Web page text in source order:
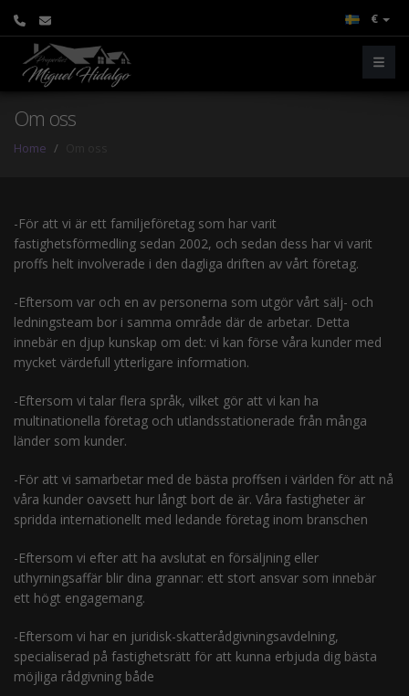
€
Om oss
Home
-För att vi är ett familjeföretag som har varit
fastighetsförmedling sedan 2002, och sedan dess har vi varit
proffs helt involverade i den dagliga driften av vårt företag.
-Eftersom var och en av personerna som utgör vårt sälj- och
ledningsteam bor i samma område där de arbetar. Detta
innebär en djup kunskap om det: vi kan förse våra kunder med
mycket värdefull ytterligare information.
-Eftersom vi talar flera språk, vilket gör att vi kan ha
multinationella företag och utlandsstationerade från många
länder som kunder.
-För att vi samarbetar med de bästa proffsen i världen för att nå
våra kunder oavsett hur långt bort de är. Våra fastigheter är
spridda internationellt med ledande företag inom branschen
-Eftersom vi efter att ha avslutat en försäljning eller
uthyrningsaffär blir dina grannar: ett stort ansvar som innebär
ett högt engagemang.
-Eftersom vi har en juridisk-skatterådgivningsavdelning,
specialiserad på fastighetsrätt för att kunna erbjuda dig bästa
möjliga rådgivning både